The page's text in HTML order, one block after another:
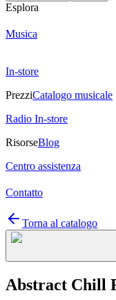
Esplora
Musica
In-store
PrezziCatalogo musicale
Radio In-store
RisorseBlog
Centro assistenza
Contatto
Torna al catalogo
Abstract Chill